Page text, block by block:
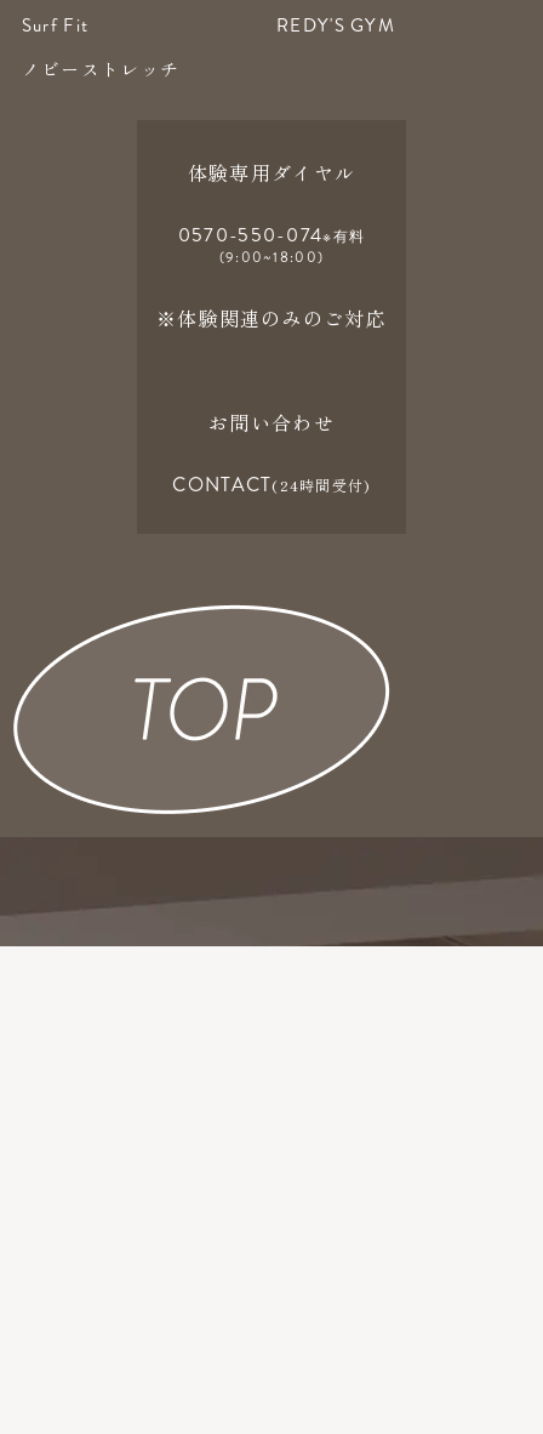
Surf Fit
REDY'S GYM
ノビーストレッチ
体験専用ダイヤル
0570-550-074※有料
(9:00~18:00)
※体験関連のみのご対応
お問い合わせ
CONTACT(24時間受付)